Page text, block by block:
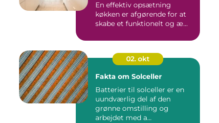
En effektiv opsætning
køkken er afgørende for at
skabe et funktionelt og æ...
02. okt
Fakta om Solceller
Batterier til solceller er en
uundværlig del af den
grønne omstilling og
arbejdet med a...